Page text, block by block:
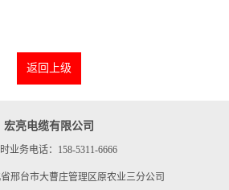
返回上级
宏亮电缆有限公司
业务电话：158-5311-6666
邢台市大曹庄管理区原农业三分公司